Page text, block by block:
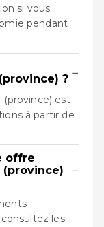
si vous
pendant
? −
(province) est
à partir de
offre
(province)
−
les